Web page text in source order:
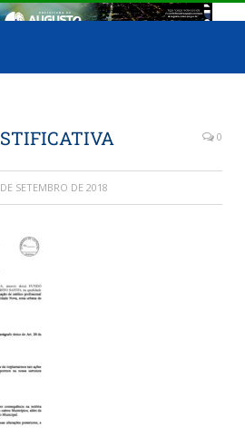
0
SETEMBRO DE 2018